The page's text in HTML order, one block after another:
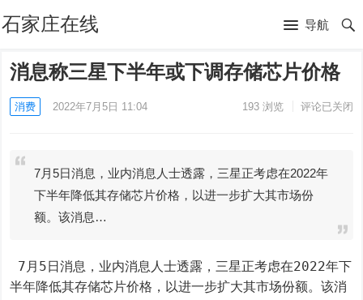
石家庄在线 导航
消息称三星下半年或下调存储芯片价格
消费 2022年7月5日 11:04 193浏览 评论已关闭
7月5日消息，业内消息人士透露，三星正考虑在2022年
下半年降低其存储芯片价格，以进一步扩大其市场份
额。该消息…
半年降低其存储芯片价格，以进一步扩大其市场份额。该消